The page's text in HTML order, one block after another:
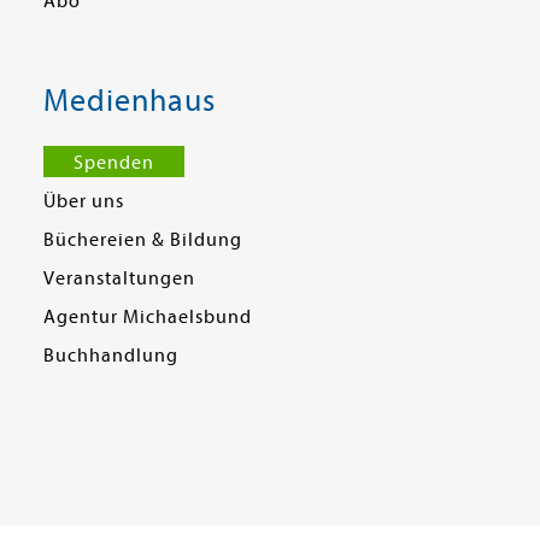
Medienhaus
Spenden
Über uns
Büchereien & Bildung
Veranstaltungen
Agentur Michaelsbund
Buchhandlung